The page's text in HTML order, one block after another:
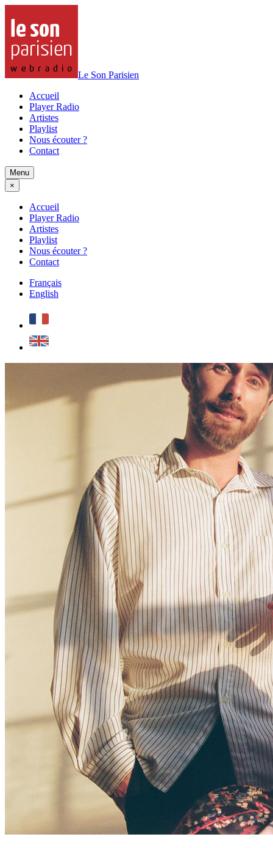
Le Son Parisien
Accueil
Player Radio
Artistes
Playlist
Nous écouter ?
Contact
Menu
×
Accueil
Player Radio
Artistes
Playlist
Nous écouter ?
Contact
Français
English